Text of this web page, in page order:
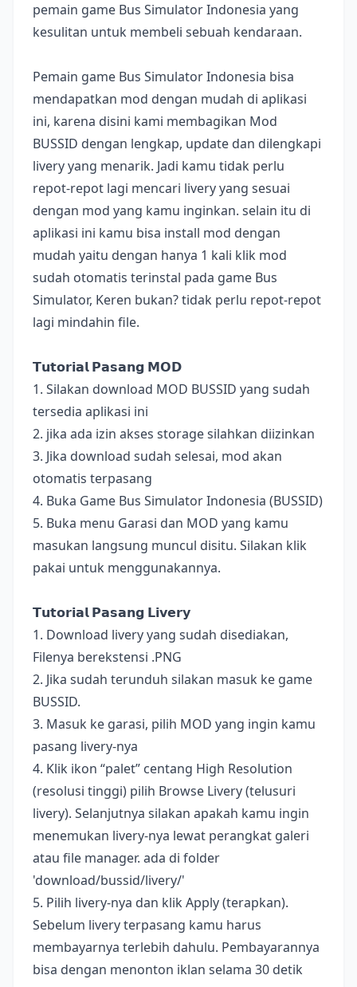
pemain game Bus Simulator Indonesia yang
kesulitan untuk membeli sebuah kendaraan.
Pemain game Bus Simulator Indonesia bisa
mendapatkan mod dengan mudah di aplikasi
ini, karena disini kami membagikan Mod
BUSSID dengan lengkap, update dan dilengkapi
livery yang menarik. Jadi kamu tidak perlu
repot-repot lagi mencari livery yang sesuai
dengan mod yang kamu inginkan. selain itu di
aplikasi ini kamu bisa install mod dengan
mudah yaitu dengan hanya 1 kali klik mod
sudah otomatis terinstal pada game Bus
Simulator, Keren bukan? tidak perlu repot-repot
lagi mindahin file.
𝗧𝘂𝘁𝗼𝗿𝗶𝗮𝗹 𝗣𝗮𝘀𝗮𝗻𝗴 𝗠𝗢𝗗
1. Silakan download MOD BUSSID yang sudah
tersedia aplikasi ini
2. jika ada izin akses storage silahkan diizinkan
3. Jika download sudah selesai, mod akan
otomatis terpasang
4. Buka Game Bus Simulator Indonesia (BUSSID)
5. Buka menu Garasi dan MOD yang kamu
masukan langsung muncul disitu. Silakan klik
pakai untuk menggunakannya.
𝗧𝘂𝘁𝗼𝗿𝗶𝗮𝗹 𝗣𝗮𝘀𝗮𝗻𝗴 𝗟𝗶𝘃𝗲𝗿𝘆
1. Download livery yang sudah disediakan,
Filenya berekstensi .PNG
2. Jika sudah terunduh silakan masuk ke game
BUSSID.
3. Masuk ke garasi, pilih MOD yang ingin kamu
pasang livery-nya
4. Klik ikon “palet” centang High Resolution
(resolusi tinggi) pilih Browse Livery (telusuri
livery). Selanjutnya silakan apakah kamu ingin
menemukan livery-nya lewat perangkat galeri
atau file manager. ada di folder
'download/bussid/livery/'
5. Pilih livery-nya dan klik Apply (terapkan).
Sebelum livery terpasang kamu harus
membayarnya terlebih dahulu. Pembayarannya
bisa dengan menonton iklan selama 30 detik